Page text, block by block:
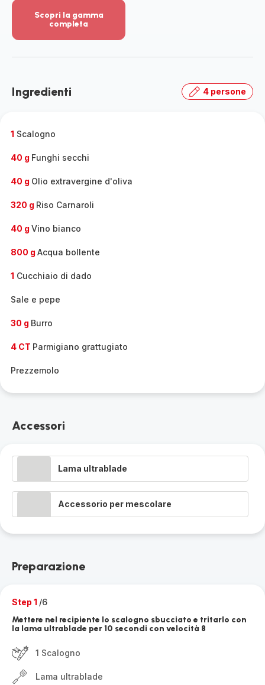
Scopri la gamma
completa
dettagli
la
Ingredienti 4 persone
1 Scalogno
40 g Funghi secchi
40 g Olio extravergine d'oliva
320 g Riso Carnaroli
40 g Vino bianco
800 g Acqua bollente
1 Cucchiaio di dado
Sale e pepe
30 g Burro
4 CT Parmigiano grattugiato
Prezzemolo
Accessori
Lama ultrablade
Accessorio per mescolare
Preparazione
Step 1 /6
Mettere nel recipiente lo scalogno sbucciato e tritarlo con
la lama ultrablade per 10 secondi con velocità 8
1 Scalogno
Lama ultrablade